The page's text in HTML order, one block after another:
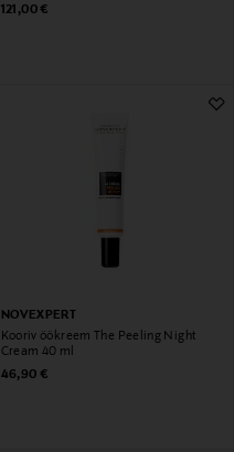
Original Price
121,00 €
NOVEXPERT
Kooriv öökreem The Peeling Night
Cream 40 ml
Original Price
46,90 €